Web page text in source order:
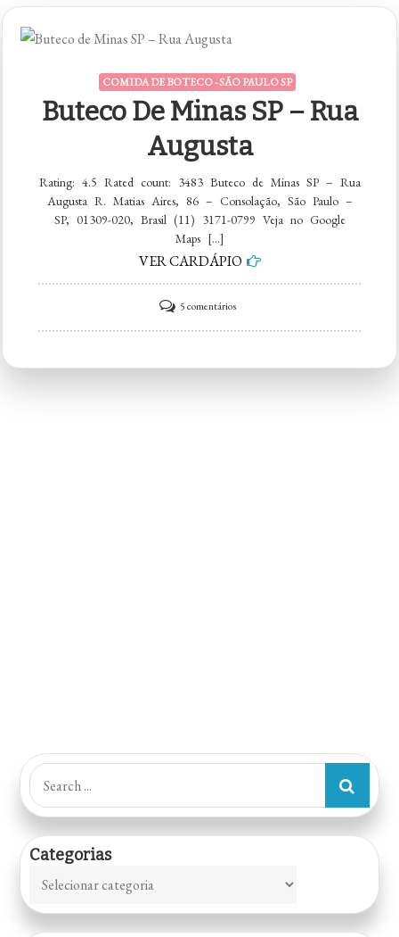
COMIDA DE BOTECO - SÃO PAULO SP
Buteco De Minas SP – Rua
Augusta
Rating: 4.5 Rated count: 3483 Buteco de Minas SP – Rua
Augusta R. Matias Aires, 86 – Consolação, São Paulo –
SP, 01309-020, Brasil (11) 3171-0799 Veja no Google
Maps […]
VER CARDÁPIO
5 comentáriosem
Buteco
Search
for:
Categorias
Categorias